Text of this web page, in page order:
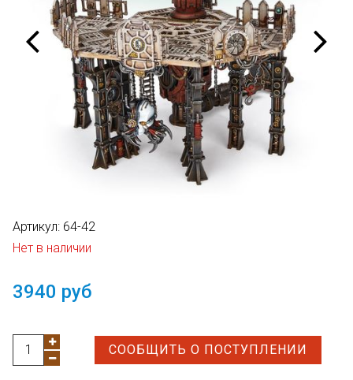
Артикул: 64-42
Нет в наличии
3940 руб
СООБЩИТЬ О ПОСТУПЛЕНИИ